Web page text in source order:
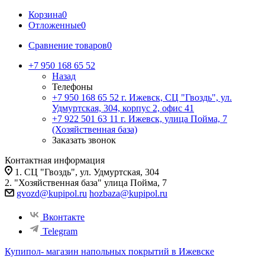
Корзина0
Отложенные0
Сравнение товаров0
+7 950 168 65 52
Назад
Телефоны
+7 950 168 65 52 г. Ижевск, СЦ "Гвоздь", ул.
Удмуртская, 304, корпус 2, офис 41
+7 922 501 63 11 г. Ижевск, улица Пойма, 7
(Хозяйственная база)
Заказать звонок
Контактная информация
1. СЦ "Гвоздь", ул. Удмуртская, 304
2. "Хозяйственная база" улица Пойма, 7
gvozd@kupipol.ru hozbaza@kupipol.ru
Вконтакте
Telegram
Купипол- магазин напольных покрытий в Ижевске